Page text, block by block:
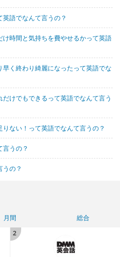
語でなんて言うの？
時間と気持ちを費やせるかって英語
く終わり綺麗になったって英語でな
けでもできるって英語でなんて言う
ない！って英語でなんて言うの？
うの？
の？
月間
総合
2